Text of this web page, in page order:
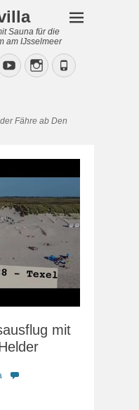
Sauna für die
am IJsselmeer
YouTubeInstagram
Phone
Fähre ab Den
mit